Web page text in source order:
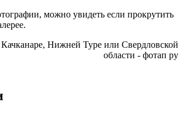
можно увидеть если прокрутить
Нижней Туре или Свердловской
области - фотап ру